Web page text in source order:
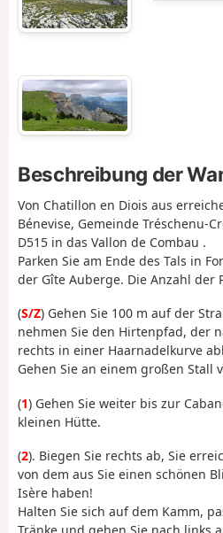
Beschreibung der
Von Chatillon en Diois aus
Bénevise, Gemeinde Tréschenu-
D515 in das Vallon de Combau .
Parken Sie am Ende des Tals in
der Gîte Auberge. Die Anzahl der
(S/Z) Gehen Sie 100 m auf der
nehmen Sie den Hirtenpfad, der
rechts in einer Haarnadelkurve
Gehen Sie an einem großen Stall
(1) Gehen Sie weiter bis zur
kleinen Hütte.
(2). Biegen Sie rechts ab, Sie
von dem aus Sie einen schönen
Isère haben!
Halten Sie sich auf dem Kamm,